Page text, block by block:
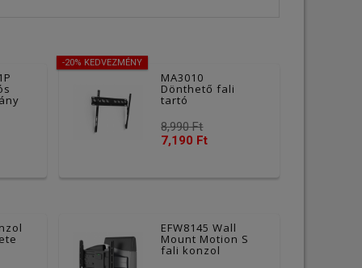
-20% KEDVEZMÉNY
MA3010
Dönthető fali
tartó
8,990 Ft
7,190 Ft
EFW8145 Wall
Mount Motion S
fali konzol